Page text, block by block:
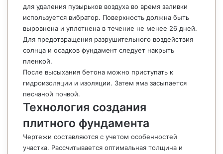
для удаления пузырьков воздуха во время заливки
используется вибратор. Поверхность должна быть
выровнена и уплотнена в течение не менее 26 дней.
Для предотвращения разрушительного воздействия
солнца и осадков фундамент следует накрыть
пленкой.
После высыхания бетона можно приступать к
гидроизоляции и изоляции. Затем яма засыпается
песчаной почвой.
Технология создания
плитного фундамента
Чертежи составляются с учетом особенностей
участка. Рассчитывается оптимальная толщина и